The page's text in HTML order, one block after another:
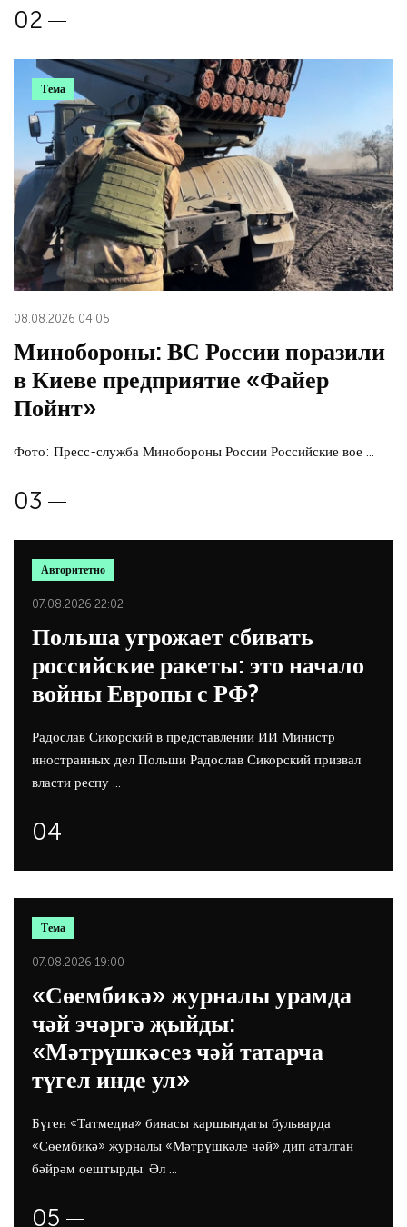
Тема
08.08.2026 04:05
Минобороны: ВС России поразили
в Киеве предприятие «Файер
Пойнт»
Фото: Пресс-служба Минобороны России Российские вое ...
Авторитетно
07.08.2026 22:02
Польша угрожает сбивать
российские ракеты: это начало
войны Европы с РФ?
Радослав Сикорский в представлении ИИ Министр
иностранных дел Польши Радослав Сикорский призвал
власти респу ...
Тема
07.08.2026 19:00
«Сөембикә» журналы урамда
чәй эчәргә җыйды:
«Мәтрүшкәсез чәй татарча
түгел инде ул»
Бүген «Татмедиа» бинасы каршындагы бульварда
«Сөембикә» журналы «Мәтрүшкәле чәй» дип аталган
бәйрәм оештырды. Әл ...